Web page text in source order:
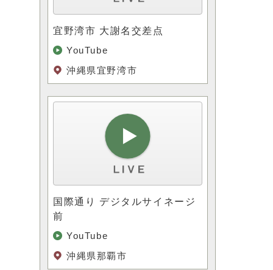
宜野湾市 大謝名交差点
YouTube
沖縄県宜野湾市
国際通り デジタルサイネージ
前
YouTube
沖縄県那覇市